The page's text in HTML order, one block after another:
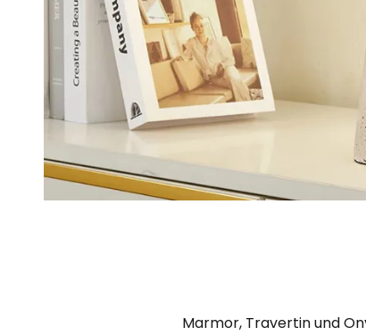
Marmor, Travertin und